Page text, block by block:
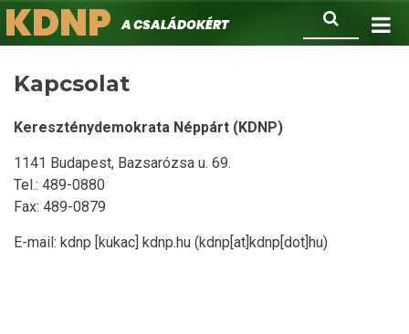
Ugrás
a
Keresés
KDNPA családokért.
Kapcsolat
Kereszténydemokrata Néppárt (KDNP)
1141 Budapest, Bazsarózsa u. 69.
Tel.: 489-0880
Fax: 489-0879
E-mail: kdnp [kukac] kdnp.hu (kdnp[at]kdnp[dot]hu)